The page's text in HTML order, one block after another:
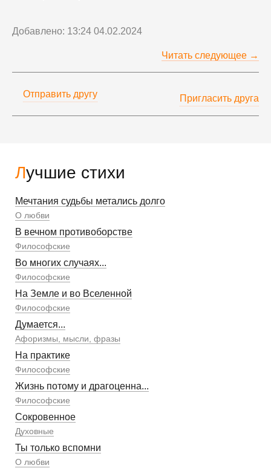
Лучшие стихи
Мечтания судьбы метались долго
О любви
В вечном противоборстве
Философские
Во многих случаях...
Философские
На Земле и во Вселенной
Философские
Думается...
Афоризмы, мысли, фразы
На практике
Философские
Жизнь потому и драгоценна...
Философские
Сокровенное
Духовные
Ты только вспомни
О любви
Добавлено: 13:24 04.02.2024
Читать следующее →
Отправить другу Пригласить друга